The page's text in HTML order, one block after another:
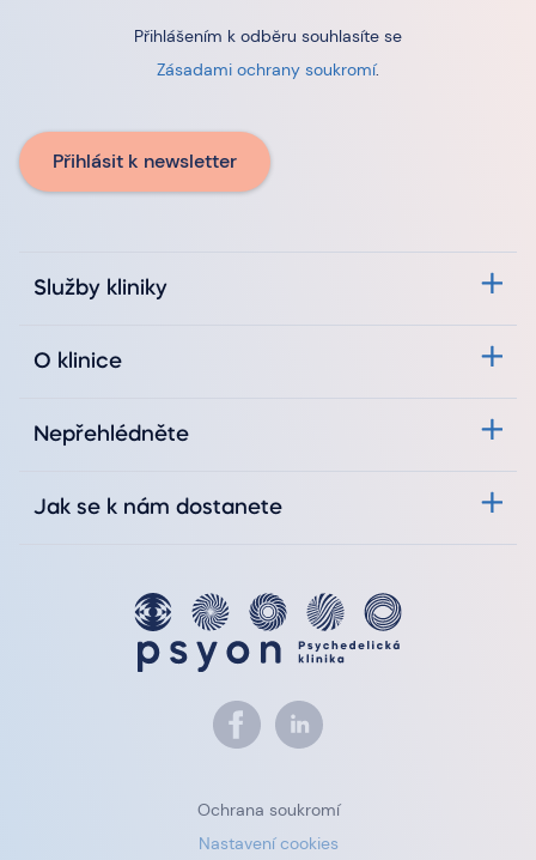
Přihlášením k odběru souhlasíte se
Zásadami ochrany soukromí.
Přihlásit k newsletter
Služby kliniky
O klinice
Nepřehlédněte
Jak se k nám dostanete
Ochrana soukromí
Nastavení cookies